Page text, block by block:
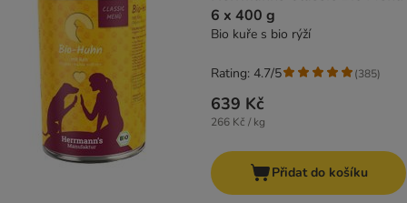
6 x 400 g
Bio kuře s bio rýží
639 Kč
266 Kč / kg
Rating: 4.7/5 (385)
Přidat do košíku